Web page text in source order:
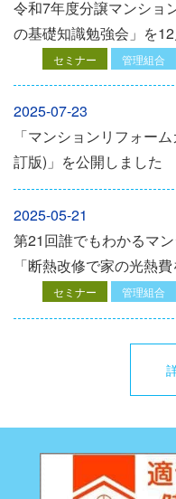
令和7年度分譲マンショ
の基礎知識勉強会」を12
セミナー 管理組合
2025-07-23
「マンションリフォー
訂版)」を公開しました
2025-05-21
第21回誰でもわかるマ
「断熱改修で家の光熱
セミナー 管理組合